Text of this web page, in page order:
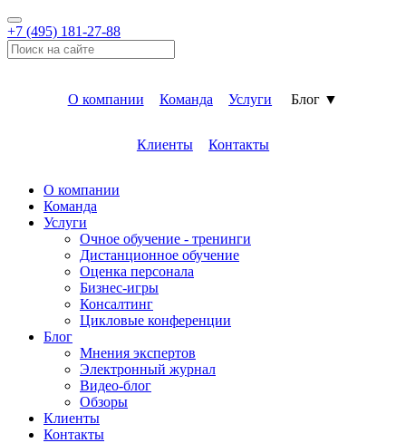
+7 (495) 181-27-88
О компании Команда Услуги Блог ▼
Клиенты Контакты
О компании
Команда
Услуги
Очное обучение - тренинги
Дистанционное обучение
Оценка персонала
Бизнес-игры
Консалтинг
Цикловые конференции
Блог
Мнения экспертов
Электронный журнал
Видео-блог
Обзоры
Клиенты
Контакты